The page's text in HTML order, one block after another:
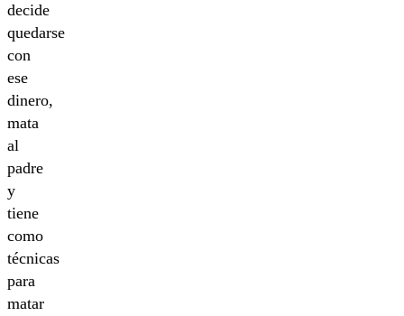
decide
quedarse
con
ese
dinero,
mata
al
padre
y
tiene
como
técnicas
para
matar